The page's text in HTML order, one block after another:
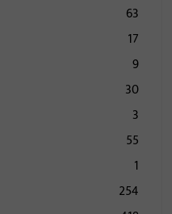
63
17
9
30
3
55
1
254